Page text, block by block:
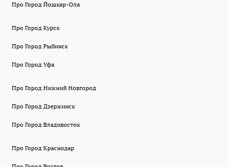
Про Город Йошкар-Ола
Про Город Курск
Про Город Рыбинск
Про Город Уфа
Про Город Нижний Новгород
Про Город Дзержинск
Про Город Владивосток
Про Город Краснодар